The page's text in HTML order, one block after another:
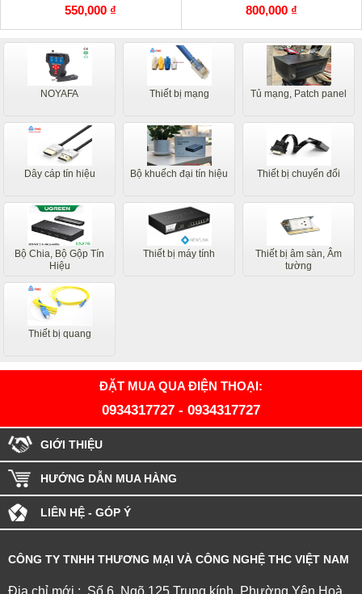
550,000 ₫
800,000 ₫
NOYAFA Thiết bị mạng Tủ mạng, Patch panel
Dây cáp tín hiệu Bộ khuếch đại tín hiệu Thiết bị chuyển đổi
Bộ Chia, Bộ Gộp Tín
Hiệu
Thiết bị máy tính
Thiết bị âm sàn, Âm
tường
Thiết bị quang
ĐẶT MUA QUA ĐIỆN THOẠI:
0934317727 - 0934317727
GIỚI THIỆU
HƯỚNG DẪN MUA HÀNG
LIÊN HỆ - GÓP Ý
CÔNG TY TNHH THƯƠNG MẠI VÀ CÔNG NGHỆ THC VIỆT NAM